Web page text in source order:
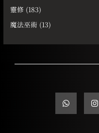
靈修 (183)
魔法巫術 (13)